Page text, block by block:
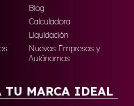
Blog
Calculadora
Liquidación
Nuevas Empresas y
Autónomos
TU MARCA IDEAL